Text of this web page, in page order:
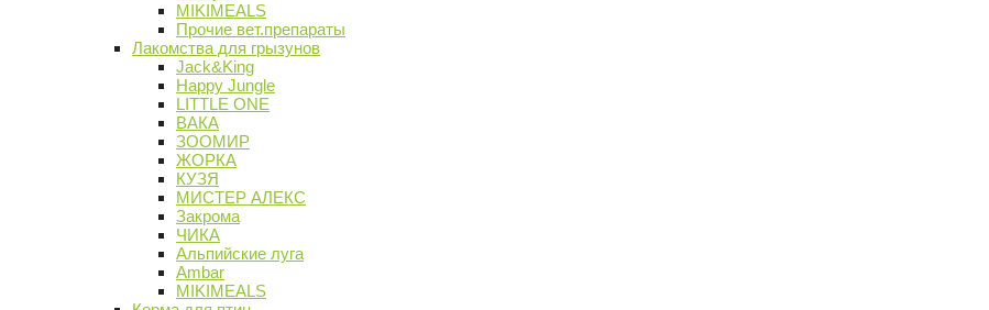
MIKIMEALS
Прочие вет.препараты
Лакомства для грызунов
Jack&King
Happy Jungle
LITTLE ONE
ВАКА
ЗООМИР
ЖОРКА
КУЗЯ
МИСТЕР АЛЕКС
Закрома
ЧИКА
Альпийские луга
Ambar
MIKIMEALS